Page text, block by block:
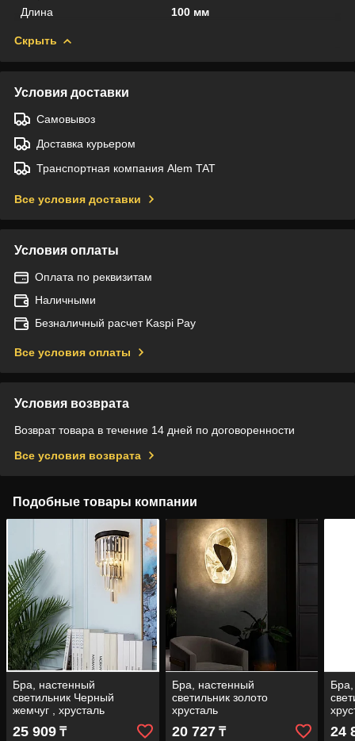
Длина
100 мм
Скрыть
Условия доставки
Самовывоз
Доставка курьером
Транспортная компания Alem TAT
Все условия доставки
Условия оплаты
Оплата по реквизитам
Наличными
Безналичный расчет Kaspi Pay
Все условия оплаты
Условия возврата
Возврат товара в течение 14 дней по договоренности
Все условия возврата
Подобные товары компании
Бра, настенный
светильник Черный
жемчуг , хрусталь
настенный Е14
25 909 ₸
Бра, настенный
светильник золото
хрусталь
20 727₸ 24